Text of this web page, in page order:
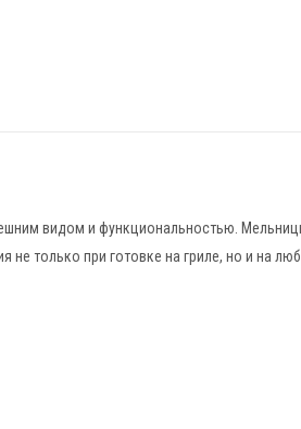
видом и функциональностью.
не только при готовке на гриле, но и на